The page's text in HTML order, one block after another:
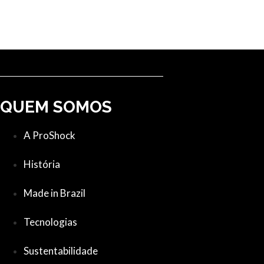
QUEM SOMOS
A ProShock
História
Made in Brazil
Tecnologias
Sustentabilidade